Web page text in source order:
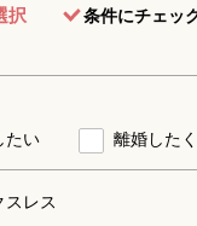
択 条件にチェッ
たい
離婚した
スレス